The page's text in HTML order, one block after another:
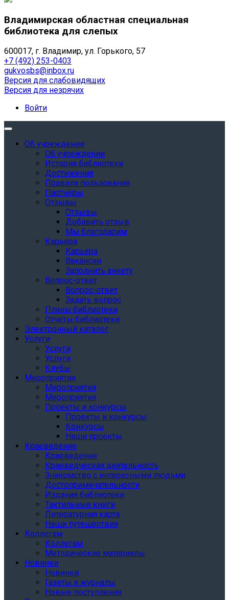
Владимирская областная специальная
библиотека для слепых
600017, г. Владимир, ул. Горького, 57
+7 (492) 253-0403
gukvosbs@inbox.ru
Версия для слабовидящих
Версия для незрячих
Войти
Об учреждении
Об учреждении
История библиотеки
Достижения
Правила пользования
Партнёры
Отзывы
Отзывы
Добавить отзыв
Мы благодарим
Карьера
Карьера
Вакансии
Заполнить анкету
Вопрос-ответ
Вопрос-ответ
Задать вопрос
Планы библиотеки
Отчеты библиотеки
Электронный каталог
Услуги
Услуги
Услуги
Клубы
Мероприятия
Мероприятия
Мероприятия
Проекты и конкурсы
Проекты и конкурсы
Конкурсы
Наши проекты
Краеведение
Краеведение
Краеведческая деятельность
Знакомство с интересными людьми
Достопримечательности
Издания библиотеки
Тактильные книги
Литературная карта
Наши путешествия
Коллегам
Коллегам
Методические материалы
Новинки
Новинки
Газеты и журналы
Новые поступления